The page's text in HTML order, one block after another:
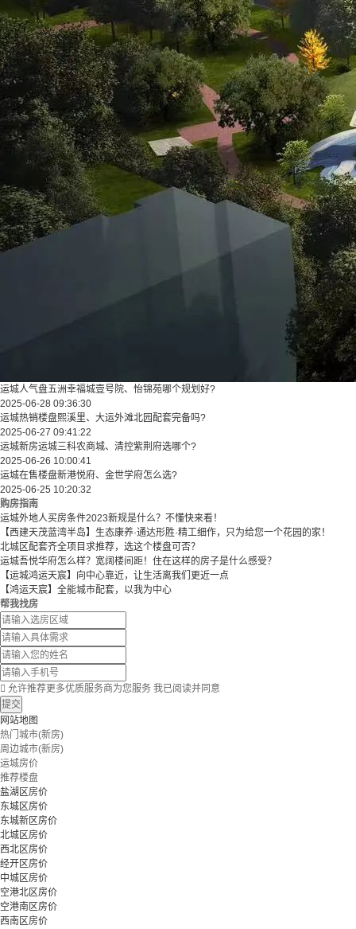
运城人气盘五洲幸福城壹号院、怡锦苑哪个规划好?
2025-06-28 09:36:30
运城热销楼盘熙溪里、大运外滩北园配套完备吗?
2025-06-27 09:41:22
运城新房运城三科农商城、清控紫荆府选哪个?
2025-06-26 10:00:41
运城在售楼盘新港悦府、金世学府怎么选?
2025-06-25 10:20:32
购房指南
运城外地人买房条件2023新规是什么？不懂快来看！
【西建天茂蓝湾半岛】生态康养·通达形胜·精工细作，只为给您一个花园的家！
北城区配套齐全项目求推荐，选这个楼盘可否？
运城吾悦华府怎么样？宽阔楼间距！住在这样的房子是什么感受？
【运城鸿运天宸】向中心靠近，让生活离我们更近一点
【鸿运天宸】全能城市配套，以我为中心
帮我找房
 允许推荐更多优质服务商为您服务 我已阅读并同意
提交
网站地图
热门城市(新房)
周边城市(新房)
运城房价
推荐楼盘
盐湖区房价
东城区房价
东城新区房价
北城区房价
西北区房价
经开区房价
中城区房价
空港北区房价
空港南区房价
西南区房价